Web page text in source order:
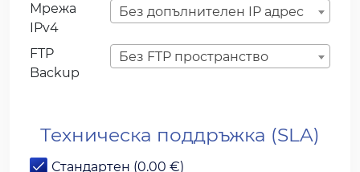
Мрежа
IPv4
Без допълнителен IP адрес
FTP
Backup
Без FTP пространство
Техническа поддръжка (SLA)
Стандартен (0.00 €)